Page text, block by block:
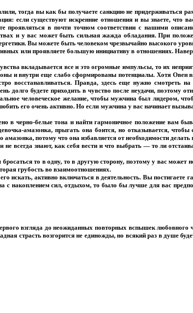
тогда вы как бы получаете санкцию не придерживаться
если существуют искренние отношения и вы знаете, что
в почти точном соответствии с нашими
и у вас может быть сильная жажда обладания. При
Вы можете быть человеком чрезвычайно высокого
или проявляете большую инициативу в отношениях.
вкладывается все и это огромные импульсы, то их
и внутри еще слабо сформированы потенциалы. Хотя Овен
восстанавливаться. Правда, здесь еще нужно смотреть
долго будете приходить в чувство после неудачи, поэтому
человеческое желание, чтобы мужчина был лидером,
его очень активно. Но если мужчина у вас начинает
черно-белые тона и найти гармоничное положение вам
амазонка, прыгать она боится, но отказывается,
потому что она избавляется от необходимости
знают, как себя вести и что выбрать — то ли
то в одну, то в другую сторону, поэтому у вас может
грубость во взаимоотношениях.
искать, активно включаться в деятельность. Вы постигаете
с накоплением сил, отдыхом, то было бы лучше для вас
взгляда до неожиданных повторных вспышек любовного
страсть возгорится не единожды, но всякий раз в душе